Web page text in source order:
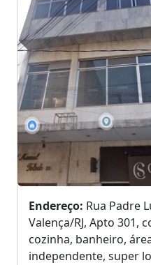
Endereço: Rua Padre
Valença/RJ, Apto 301,
cozinha, banheiro,
independente, super